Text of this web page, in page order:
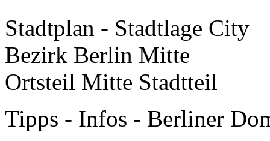
Stadtplan - Stadtlage City
Bezirk Berlin Mitte
Ortsteil Mitte Stadtteil
Tipps - Infos - Berliner